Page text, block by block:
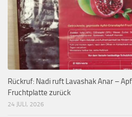
Rückruf: Nadi ruft Lavashak Anar –
Fruchtplatte zurück
24 JULI, 2026